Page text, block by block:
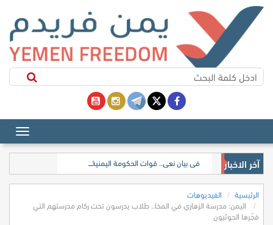
آخر الاخبار في بيان نعي.. قوات الحكومة اليمنية تعلن مقتل 17 جنديًا وضابطًا إثر هجوم شنه الحوثيون
الرئيسية
الفيديوهات
اليمن: مدرسة الزهاري في المخا.. طلاب يدرسون تحت ركام مدرستهم التي
فجّرها الحوثيون